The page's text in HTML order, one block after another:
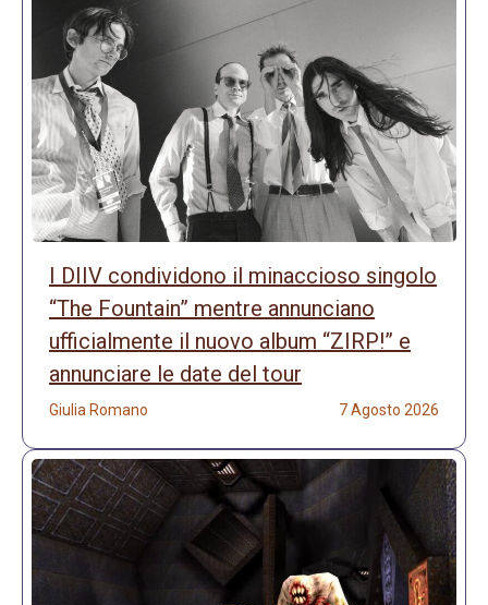
I DIIV condividono il minaccioso singolo
“The Fountain” mentre annunciano
ufficialmente il nuovo album “ZIRP!” e
annunciare le date del tour
Giulia Romano 7 Agosto 2026